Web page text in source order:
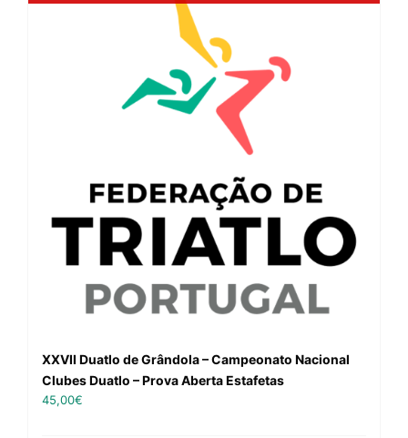
XXVII Duatlo de Grândola – Campeonato Nacional
Clubes Duatlo – Prova Aberta Estafetas
45,00€